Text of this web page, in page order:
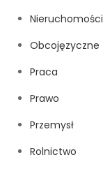
Nieruchomości
Obcojęzyczne
Praca
Prawo
Przemysł
Rolnictwo